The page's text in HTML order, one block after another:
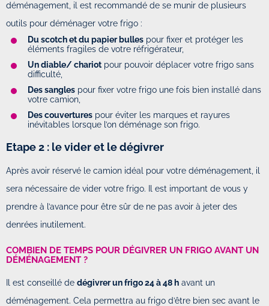
déménagement, il est recommandé de se munir de plusieurs
outils pour déménager votre frigo :
Du scotch et du papier bulles pour fixer et protéger les
éléments fragiles de votre réfrigérateur,
Un diable/ chariot pour pouvoir déplacer votre frigo sans
difficulté,
Des sangles pour fixer votre frigo une fois bien installé dans
votre camion,
Des couvertures pour éviter les marques et rayures
inévitables lorsque l’on déménage son frigo.
Etape 2 : le vider et le dégivrer
Après avoir réservé le camion idéal pour votre déménagement, il
sera nécessaire de vider votre frigo. Il est important de vous y
prendre à l’avance pour être sûr de ne pas avoir à jeter des
denrées inutilement.
COMBIEN DE TEMPS POUR DÉGIVRER UN FRIGO AVANT UN
DÉMÉNAGEMENT ?
Il est conseillé de dégivrer un frigo 24 à 48 h avant un
déménagement. Cela permettra au frigo d’être bien sec avant le